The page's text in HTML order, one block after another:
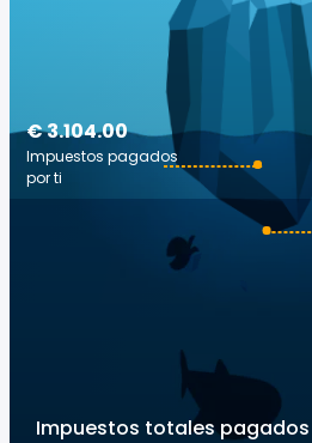
€ 3.104.00
Impuestos pagados
por ti
Impuestos totales pagados